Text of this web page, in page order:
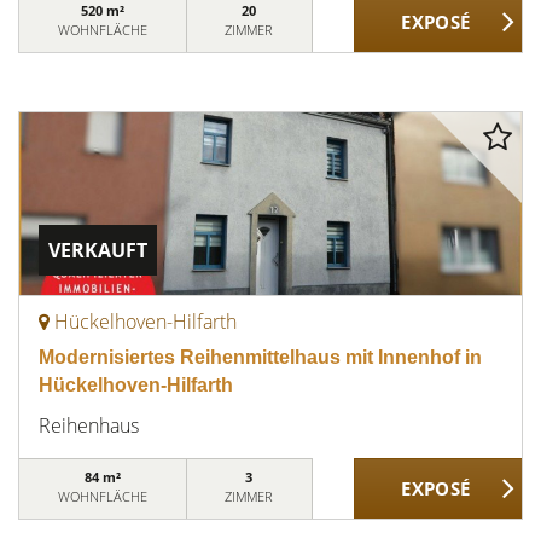
520 m²
WOHNFLÄCHE
20
ZIMMER
VERKAUFT
Hückelhoven-Hilfarth
Modernisiertes Reihenmittelhaus mit Innenhof in
Hückelhoven-Hilfarth
Reihenhaus
84 m²
WOHNFLÄCHE
3
ZIMMER